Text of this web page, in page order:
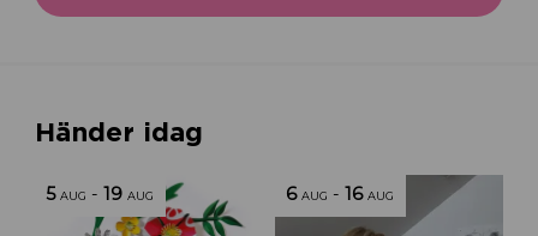
Händer idag
5 AUG -19 AUG 6 AUG -16 AUG